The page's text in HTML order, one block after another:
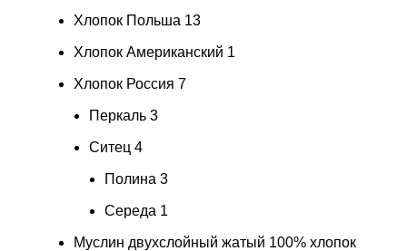
Хлопок Польша 13
Хлопок Американский 1
Хлопок Россия 7
Перкаль 3
Ситец 4
Полина 3
Середа 1
Муслин двухслойный жатый 100% хлопок